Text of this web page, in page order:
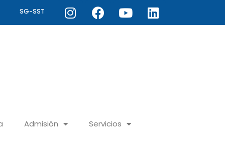
SG-SST Instagram
Facebook
YoutubeLinkedin
Admisión Servicios